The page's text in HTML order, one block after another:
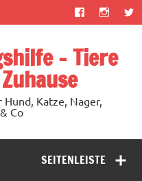
– Tiere
Katze, Nager,
Co
SEITENLEISTE